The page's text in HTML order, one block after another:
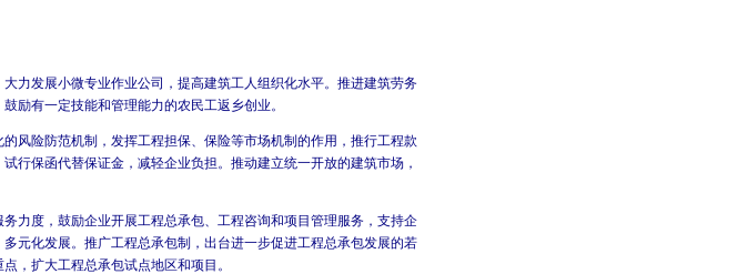
发展小微专业作业公司，提高建筑工人组织化水平。推进建筑劳务
励有一定技能和管理能力的农民工返乡创业。
险防范机制，发挥工程担保、保险等市场机制的作用，推行工程款
行保函代替保证金，减轻企业负担。推动建立统一开放的建筑市场，
度，鼓励企业开展工程总承包、工程咨询和项目管理服务，支持企
元化发展。推广工程总承包制，出台进一步促进工程总承包发展的若
，扩大工程总承包试点地区和项目。